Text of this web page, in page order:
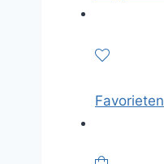
Favorieten